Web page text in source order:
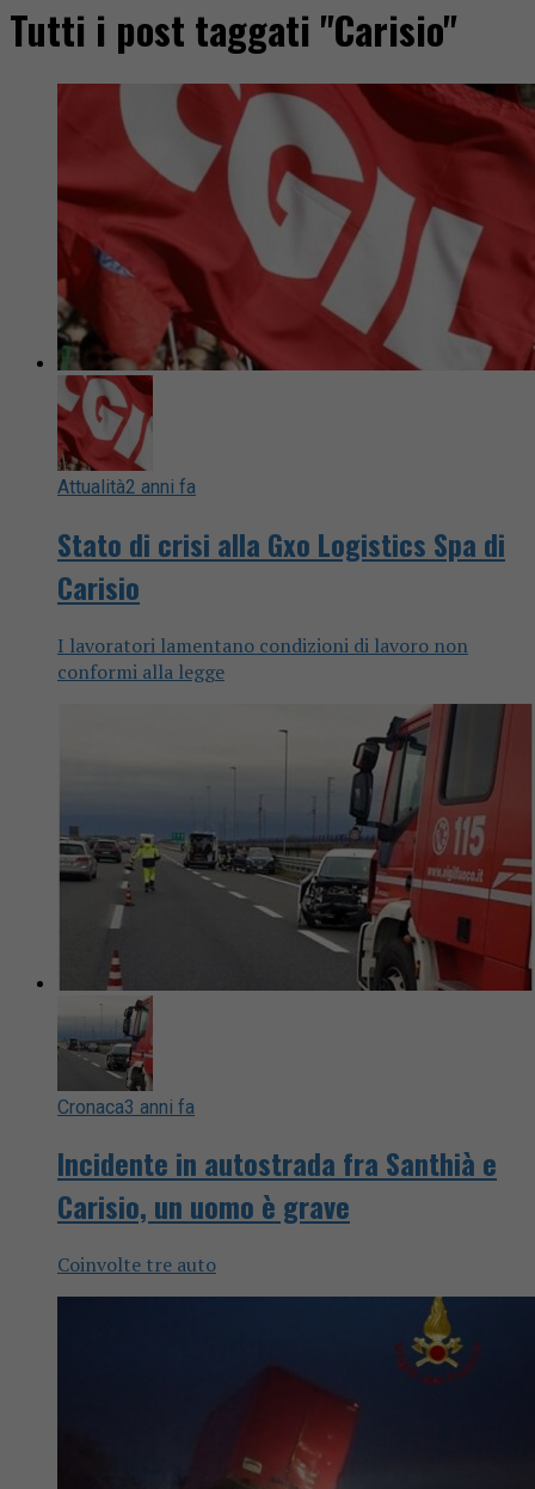
Tutti i post taggati "Carisio"
Attualità2 anni fa
Stato di crisi alla Gxo Logistics Spa di
Carisio
I lavoratori lamentano condizioni di lavoro non
conformi alla legge
Cronaca3 anni fa
Incidente in autostrada fra Santhià e
Carisio, un uomo è grave
Coinvolte tre auto